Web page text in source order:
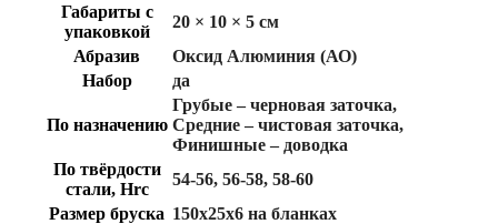
Габариты с
упаковкой
20 × 10 × 5 см
Абразив
Оксид Алюминия (АО)
Набор
да
По назначению
Грубые – черновая заточка,
Средние – чистовая заточка,
Финишные – доводка
По твёрдости
стали, Hrc
54-56, 56-58, 58-60
Размер бруска 150х25х6 на бланках